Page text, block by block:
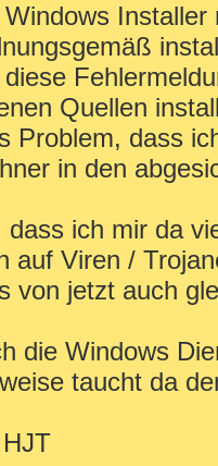
Quellen
Problem, dass
in den
dass ich mir da
auf Viren /
von jetzt auch
die Windows
taucht da